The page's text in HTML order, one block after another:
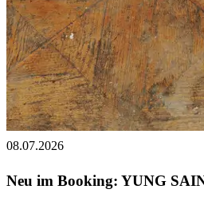
08.07.2026
Neu im Booking: YUNG